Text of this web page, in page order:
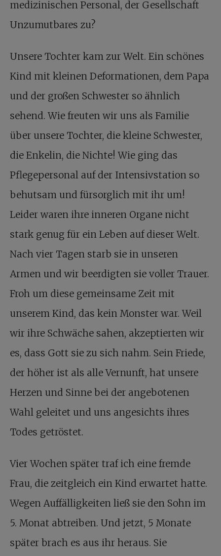
medizinischen Personal, der Gesellschaft
Unzumutbares zu?
Unsere Tochter kam zur Welt. Ein schönes
Kind mit kleinen Deformationen, dem Papa
und der großen Schwester so ähnlich
sehend. Wie freuten wir uns als Familie
über unsere Tochter, die kleine Schwester,
die Enkelin, die Nichte! Wie ging das
Pflegepersonal auf der Intensivstation so
behutsam und fürsorglich mit ihr um!
Leider waren ihre inneren Organe nicht
stark genug für ein Leben auf dieser Welt.
Nach vier Tagen starb sie in unseren
Armen und wir beerdigten sie voller Trauer.
Froh um diese gemeinsame Zeit mit
unserem Kind, das kein Monster war. Weil
wir ihre Schwäche sahen, akzeptierten wir
es, dass Gott sie zu sich nahm. Sein Friede,
der höher ist als alle Vernunft, hat unsere
Herzen und Sinne bei der angebotenen
Wahl geleitet und uns angesichts ihres
Todes getröstet.
Vier Wochen später traf ich eine fremde
Frau, die zeitgleich ein Kind erwartet hatte.
Wegen Auffälligkeiten ließ sie den Sohn im
5. Monat abtreiben. Und jetzt, 5 Monate
später brach es aus ihr heraus. Sie